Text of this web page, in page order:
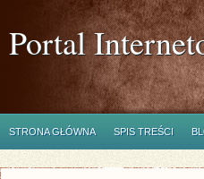
Portal
STRONA GŁÓWNA SPIS TREŚCI